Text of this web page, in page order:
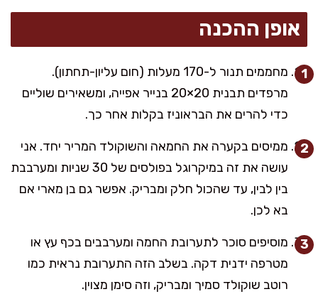
אופן ההכנה
מחממים תנור ל-170 מעלות (חום עליון-תחתון).
מרפדים תבנית 20×20 בנייר אפייה, ומשאירים שוליים
כדי להרים את הבראוניז בקלות אחר כך.
ממיסים בקערה את החמאה והשוקולד המריר יחד. אני
עושה את זה במיקרוגל בפולסים של 30 שניות ומערבבת
בין לבין, עד שהכול חלק ומבריק. אפשר גם בן מארי אם
בא לכן.
מוסיפים סוכר לתערובת החמה ומערבבים בכף עץ או
מטרפה ידנית דקה. בשלב הזה התערובת נראית כמו
רוטב שוקולד סמיך ומבריק, וזה סימן מצוין.